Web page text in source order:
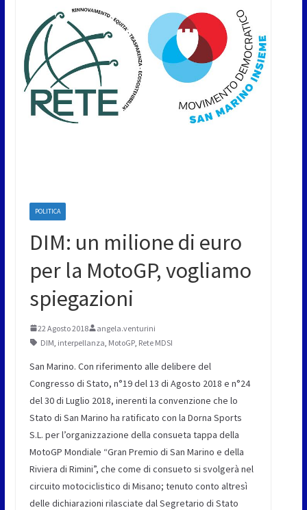
POLITICA
DIM: un milione di euro
per la MotoGP, vogliamo
spiegazioni
22 Agosto 2018
angela.venturini
DIM interpellanza MotoGP, Rete MDSI
San Marino. Con riferimento alle delibere del
Congresso di Stato, n°19 del 13 di Agosto 2018 e n°24
del 30 di Luglio 2018, inerenti la convenzione che lo
Stato di San Marino ha ratificato con la Dorna Sports
S.L. per l’organizzazione della consueta tappa della
MotoGP Mondiale “Gran Premio di San Marino e della
Riviera di Rimini”, che come di consueto si svolgerà nel
circuito motociclistico di Misano; tenuto conto altresì
delle dichiarazioni rilasciate dal Segretario di Stato